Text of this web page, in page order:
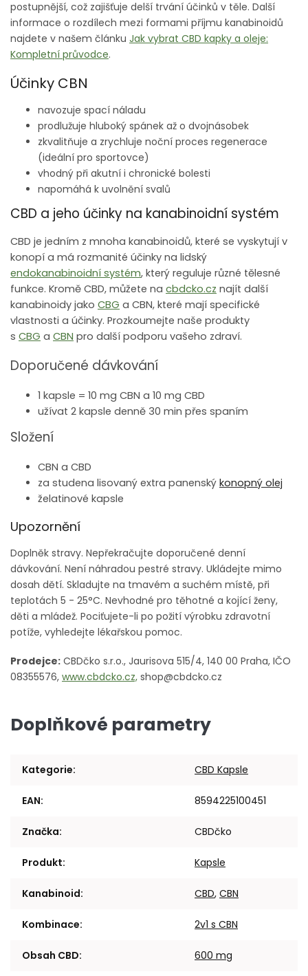
postupnější, což zajišťuje delší trvání účinků v těle. Další
informace o rozdílech mezi formami příjmu kanabinoidů
najdete v našem článku Jak vybrat CBD kapky a oleje:
Kompletní průvodce.
Účinky CBN
navozuje spací náladu
prodlužuje hluboký spánek až o dvojnásobek
zkvalitňuje a zrychluje noční proces regenerace
(ideální pro sportovce)
vhodný při akutní i chronické bolesti
napomáhá k uvolnění svalů
CBD a jeho účinky na kanabinoidní systém
CBD je jedním z mnoha kanabinoidů, které se vyskytují v
konopí a má rozmanité účinky na lidský
endokanabinoidní systém, který reguluje různé tělesné
funkce. Kromě CBD, můžete na cbdcko.cz najít další
kanabinoidy jako CBG a CBN, které mají specifické
vlastnosti a účinky. Prozkoumejte naše produkty
s CBG a CBN pro další podporu vašeho zdraví.
Doporučené dávkování
1 kapsle = 10 mg CBN a 10 mg CBD
užívat 2 kapsle denně 30 min přes spaním
Složení
CBN a CBD
za studena lisovaný extra panenský konopný olej
želatinové kapsle
Upozornění
Doplněk stravy. Nepřekračujte doporučené denní
dávkování. Není náhradou pestré stravy. Ukládejte mimo
dosah dětí. Skladujte na tmavém a suchém místě, při
teplotách 5 - 25°C. Nevhodné pro těhotné a kojící ženy,
děti a mládež. Pociťujete-li po požití výrobku zdravotní
potíže, vyhledejte lékařskou pomoc.
Prodejce: CBDčko s.r.o., Jaurisova 515/4, 140 00 Praha, IČO
08355576, www.cbdcko.cz, shop@cbdcko.cz
Doplňkové parametry
Kategorie: CBD Kapsle
EAN: 8594225100451
Značka: CBDčko
Produkt: Kapsle
Kanabinoid: CBD, CBN
Kombinace: 2v1 s CBN
Obsah CBD: 600 mg